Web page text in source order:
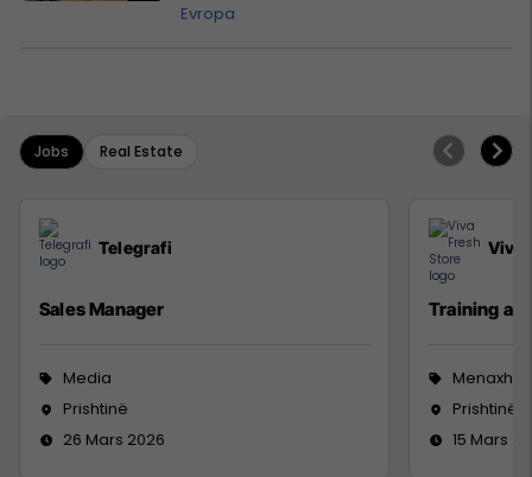
Evropa
Jobs Real Estate
Telegrafi
Sales Manager
Media
Prishtinë
26 Mars 2026
Viva
Training
Prishtinë
15 Mars